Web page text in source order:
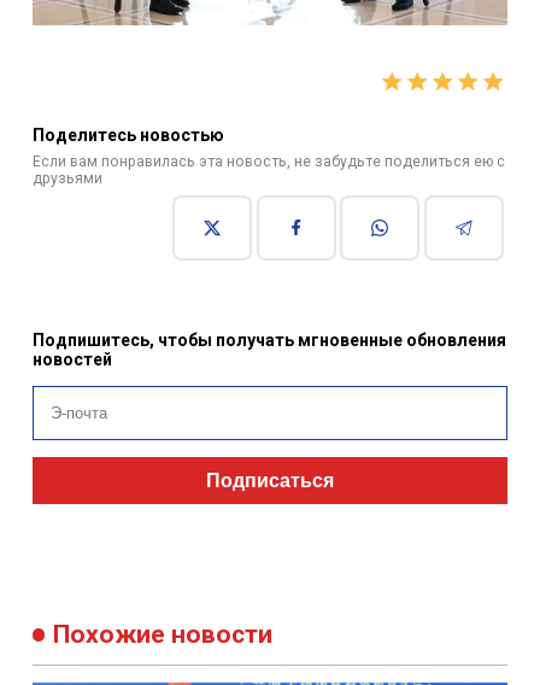
Поделитесь новостью
Если вам понравилась эта новость, не забудьте поделиться ею с
друзьями
Подпишитесь, чтобы получать мгновенные обновления
новостей
Подписаться
Похожие новости